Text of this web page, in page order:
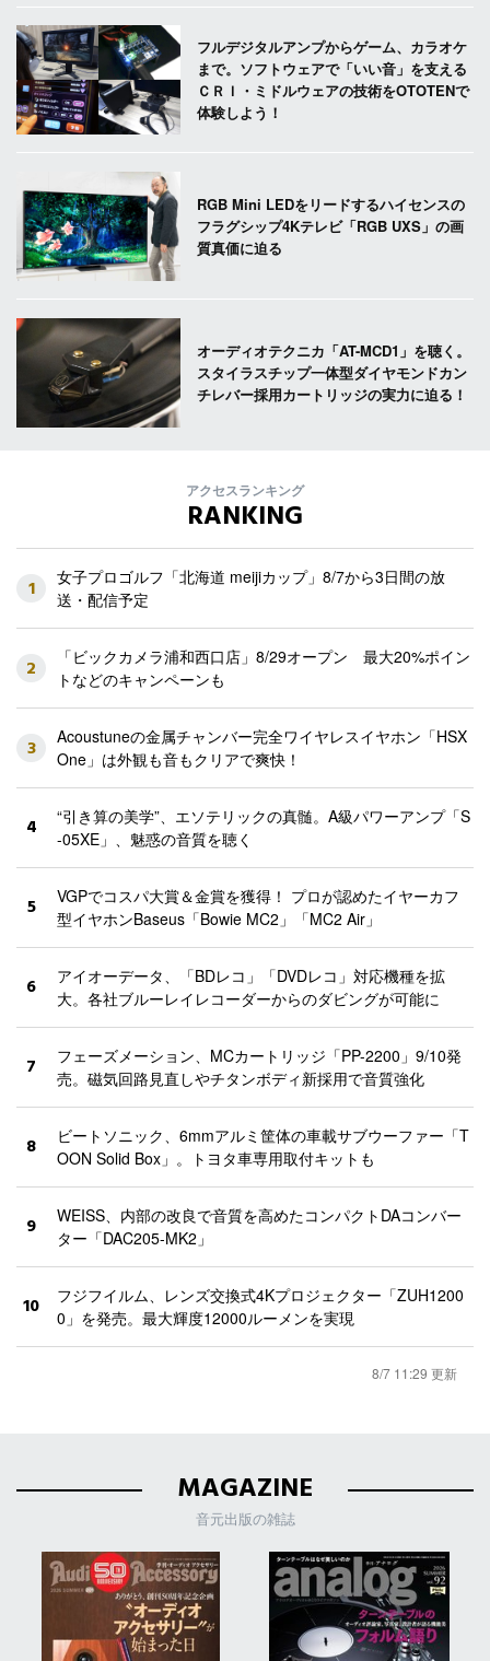
フルデジタルアンプからゲーム、カラオケ
まで。ソフトウェアで「いい音」を支える
ＣＲＩ・ミドルウェアの技術をOTOTENで
体験しよう！
RGB Mini LEDをリードするハイセンスの
フラグシップ4Kテレビ「RGB UXS」の画
質真価に迫る
オーディオテクニカ「AT-MCD1」を聴く。
スタイラスチップ一体型ダイヤモンドカン
チレバー採用カートリッジの実力に迫る！
アクセスランキング
RANKING
1
女子プロゴルフ「北海道 meijiカップ」8/7から3日間の放
送・配信予定
2
「ビックカメラ浦和西口店」8/29オープン 最大20%ポイン
トなどのキャンペーンも
3
Acoustuneの金属チャンバー完全ワイヤレスイヤホン「HSX
One」は外観も音もクリアで爽快！
4
“引き算の美学”、エソテリックの真髄。A級パワーアンプ「S
-05XE」、魅惑の音質を聴く
5
VGPでコスパ大賞＆金賞を獲得！ プロが認めたイヤーカフ
型イヤホンBaseus「Bowie MC2」「MC2 Air」
6
アイオーデータ、「BDレコ」「DVDレコ」対応機種を拡
大。各社ブルーレイレコーダーからのダビングが可能に
7
フェーズメーション、MCカートリッジ「PP-2200」9/10発
売。磁気回路見直しやチタンボディ新採用で音質強化
8
ビートソニック、6mmアルミ筐体の車載サブウーファー「T
OON Solid Box」。トヨタ車専用取付キットも
9
WEISS、内部の改良で音質を高めたコンパクトDAコンバー
ター「DAC205-MK2」
10
フジフイルム、レンズ交換式4Kプロジェクター「ZUH1200
0」を発売。最大輝度12000ルーメンを実現
8/7 11:29 更新
MAGAZINE
音元出版の雑誌